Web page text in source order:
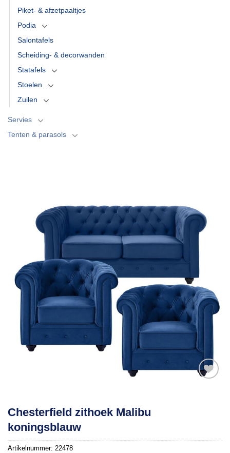
Piket- & afzetpaaltjes
Podia
Salontafels
Scheiding- & decorwanden
Statafels
Stoelen
Zuilen
Servies
Tenten & parasols
Chesterfield zithoek Malibu
koningsblauw
Artikelnummer: 22478